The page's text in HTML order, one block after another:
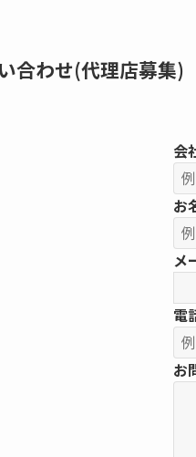
合わせ(代理店募集)
会
お
メ
電
お